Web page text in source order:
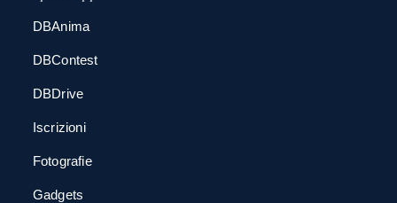
DBAnima
DBContest
DBDrive
Iscrizioni
Fotografie
Gadgets